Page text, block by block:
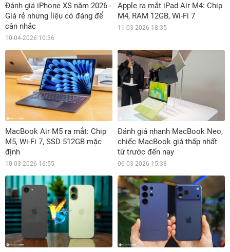
Đánh giá iPhone XS năm 2026 -
Giá rẻ nhưng liệu có đáng để
cân nhắc
10-04-2026 10:36
Apple ra mắt iPad Air M4: Chip
M4, RAM 12GB, Wi-Fi 7
11-03-2026 18:35
MacBook Air M5 ra mắt: Chip
M5, Wi-Fi 7, SSD 512GB mặc
định
10-03-2026 16:55
Đánh giá nhanh MacBook Neo,
chiếc MacBook giá thấp nhất
từ trước đến nay
06-03-2026 15:38